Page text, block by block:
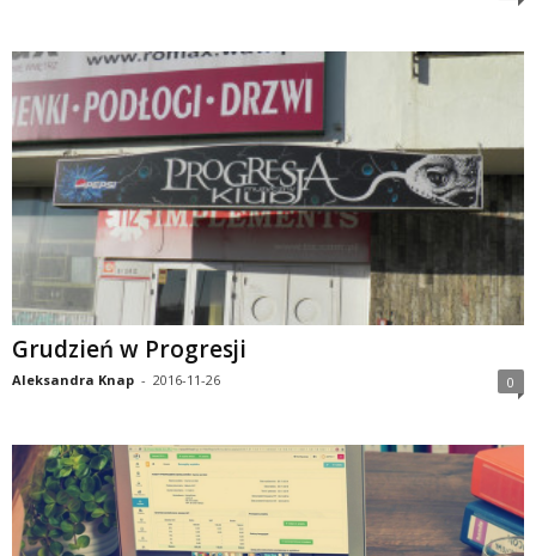
Grudzień w Progresji
Aleksandra Knap - 2016-11-26 0